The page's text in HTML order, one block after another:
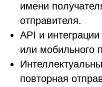
имени
отправителя.
API и
или мобильного
повторная